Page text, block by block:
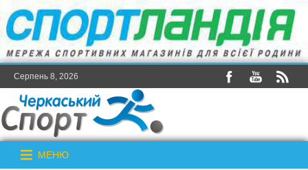
Серпень 8, 2026
МЕНЮ